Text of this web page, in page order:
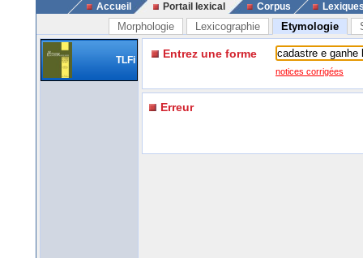
Accueil Portail lexical Corpus
Morphologie Lexicographie Etymologie
TLFi Entrez une forme
notices corrigées
Erreur